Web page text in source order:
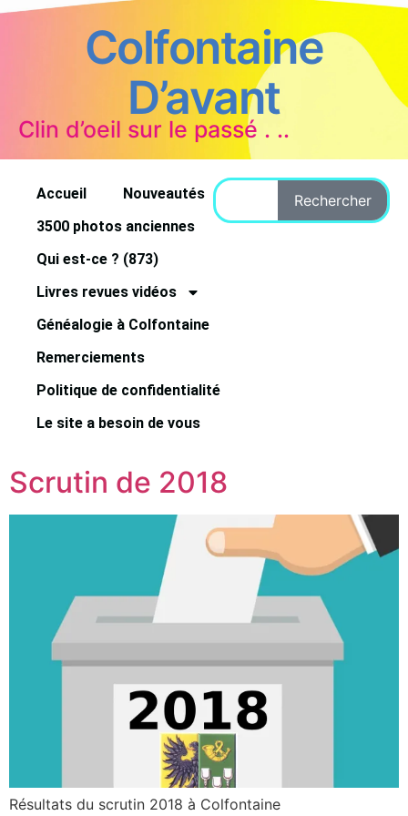
Colfontaine
D’avant
Clin d’oeil sur le passé . ..
Accueil
Nouveautés
3500 photos anciennes
Qui est-ce ? (873)
Livres revues vidéos
Généalogie à Colfontaine
Remerciements
Politique de confidentialité
Le site a besoin de vous
Rechercher
Scrutin de 2018
Résultats du scrutin 2018 à Colfontaine